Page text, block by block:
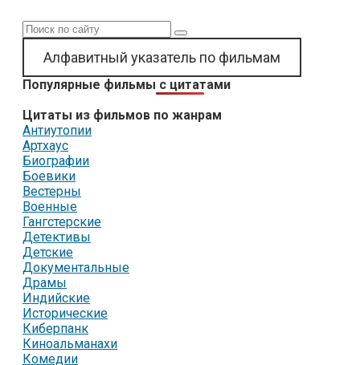
Поиск:
Алфавитный указатель по фильмам
Популярные фильмы с цитатами
Цитаты из фильмов по жанрам
Антиутопии
Артхаус
Биографии
Боевики
Вестерны
Военные
Гангстерские
Детективы
Детские
Документальные
Драмы
Индийские
Исторические
Киберпанк
Киноальманахи
Комедии